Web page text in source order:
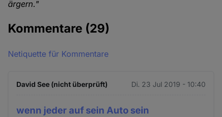
ärgern."
Kommentare (29)
Netiquette für Kommentare
David See (nicht überprüft) Di. 23 Jul 2019 - 10:40
wenn jeder auf sein Auto sein